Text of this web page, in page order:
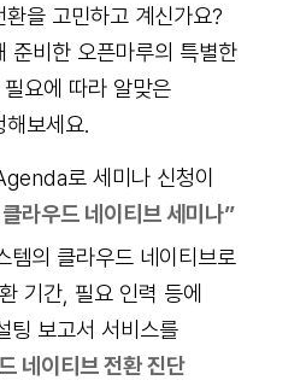
을 고민하고 계신가요?
준비한 오픈마루의 특별한
요에 따라 알맞은
보세요.
로 세미나 신청이
라우드 네이티브 세미나”
템의 클라우드 네이티브로
기간, 필요 인력 등에
팅 보고서 서비스를
네이티브 전환 진단